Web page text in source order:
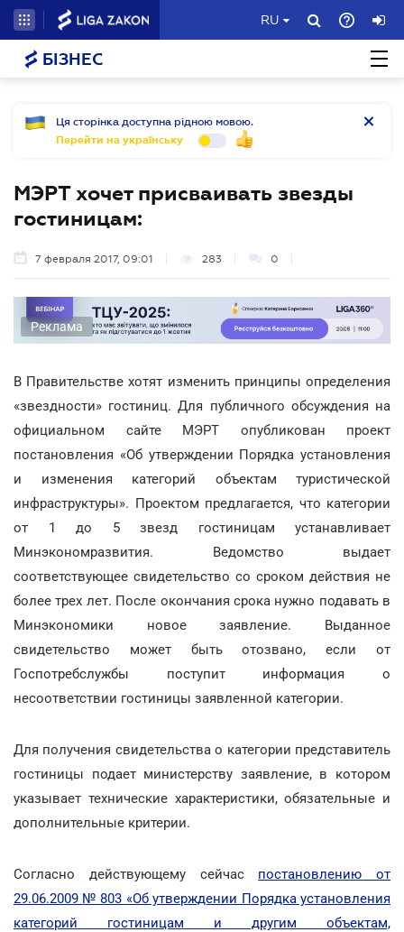
RU
БІЗНЕС
Ця сторінка доступна рідною мовою.
Перейти на українську
МЭРТ хочет присваивать звезды
гостиницам:
7 февраля 2017, 09:01 283 0
Реклама
В Правительстве хотят изменить принципы определения
«звездности» гостиниц. Для публичного обсуждения на
официальном сайте МЭРТ опубликован проект
постановления «Об утверждении Порядка установления
и изменения категорий объектам туристической
инфраструктуры». Проектом предлагается, что категории
от 1 до 5 звезд гостиницам устанавливает
Минэкономразвития. Ведомство выдает
соответствующее свидетельство со сроком действия не
более трех лет. После окончания срока нужно подавать в
Минэкономики новое заявление. Выданное
свидетельство может быть отозвано, если от
Госпотребслужбы поступит информация о
несоответствии гостиницы заявленной категории.
Для получения свидетельства о категории представитель
гостиницы подает министерству заявление, в котором
указывает технические характеристики, обязательные и
дополнительные критерии.
Согласно действующему сейчас постановлению от
29.06.2009 № 803 «Об утверждении Порядка установления
категорий гостиницам и другим объектам,